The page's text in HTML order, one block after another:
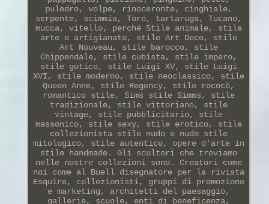
puledro, volpe, rinoceronte, cinghiale,
serpente, scimmia, Toro, tartaruga, Tucano,
mucca, vitello, perché Stile animale, stile
arte e artigianato, stile Art Deco, stile
Art Nouveau, stile barocco, stile
Chippendale, stile cubista, stile impero,
stile gotico, stile Luigi XV, stile Luigi
XVI, stile moderno, stile neoclassico, stile
Queen Anne, stile Regency, stile rococò,
romantico stile, Sims stile Simms, stile
tradizionale, stile vittoriano, stile
vintage, stile pubblicitario, stile
massonico, stile sexy, stile erotico, stile
collezionista stile nudo e nudo stile
mitologico, stile autentico, opere d'arte in
stile handmade. Gli scultori che troviamo
nelle nostre collezioni sono. Creatori come
noi come al Buell disegnatore per la rivista
Esquire, collezionisti, gruppi di promozione
e marketing, architetti del paesaggio,
gallerie, scuole, enti di beneficenza,